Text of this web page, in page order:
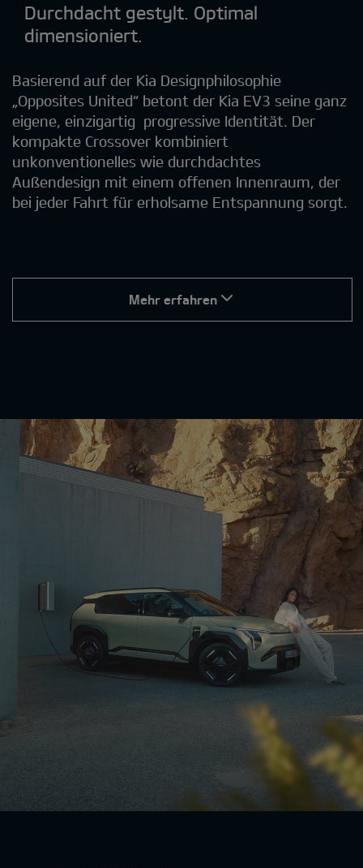
Durchdacht gestylt. Optimal
dimensioniert.
Basierend auf der Kia Designphilosophie
„Opposites United“ betont der Kia EV3 seine ganz
eigene, einzigartig progressive Identität. Der
kompakte Crossover kombiniert
unkonventionelles wie durchdachtes
Außendesign mit einem offenen Innenraum, der
bei jeder Fahrt für erholsame Entspannung sorgt.
Mehr erfahren